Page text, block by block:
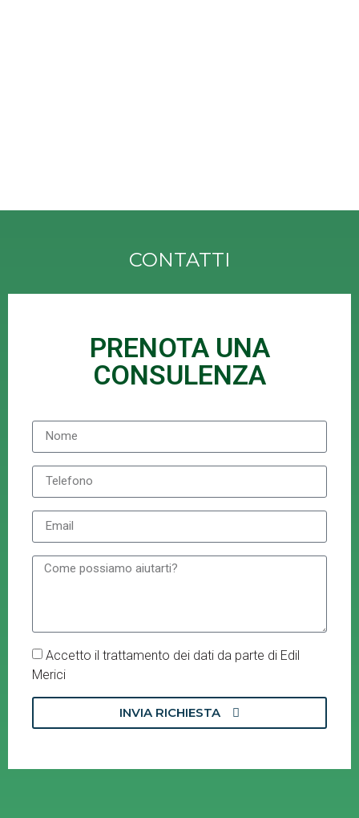
CONTATTI
PRENOTA UNA
CONSULENZA
Accetto il trattamento dei dati da parte di Edil
Merici
INVIA RICHIESTA